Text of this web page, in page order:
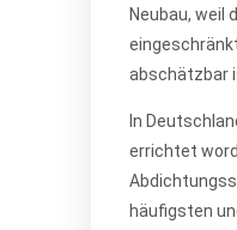
Neubau, weil
abschätzbar
In
errichtet
häufigsten